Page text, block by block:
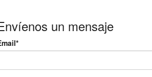
un mensaje